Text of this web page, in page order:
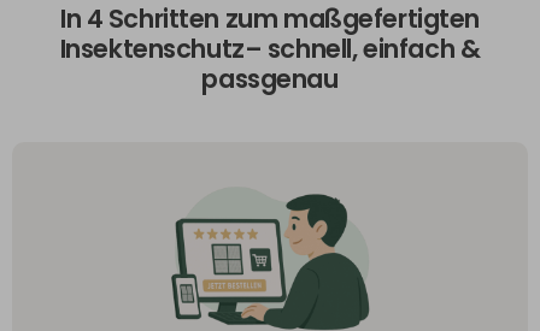
In 4 Schritten zum maßgefertigten
Insektenschutz– schnell, einfach &
passgenau